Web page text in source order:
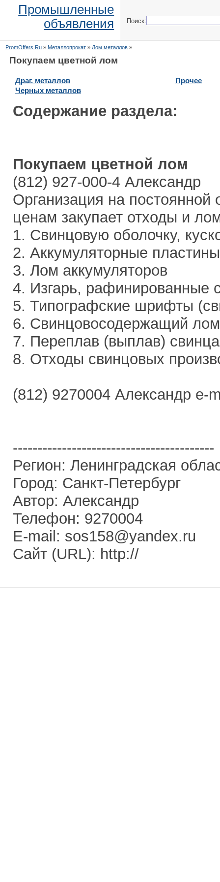
Промышленные
объявления
Поиск:
PromOffers.Ru» Металлопрокат» Лом металлов»
Покупаем цветной лом
Драг. металлов
Прочее
Черных металлов
Содержание раздела:
Покупаем цветной лом
(812) 927-000-4 Александр
Организация на
ценам закупает отходы и
1. Свинцовую оболочку,
2. Аккумуляторные пластины
3. Лом аккумуляторов
4. Изгарь, рафинированные
5. Типографские шрифты
6. Свинцовосодержащий лом
7. Переплав (выплав) свинца
8. Отходы свинцовых
(812) 9270004 Александр e-
-----------------------------------------
Регион: Ленинградская
Город: Санкт-Петербург
Автор: Александр
Телефон: 9270004
E-mail: sos158@yandex.ru
Сайт (URL): http://